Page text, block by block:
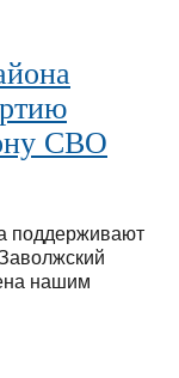
СВО
поддерживают
нашим